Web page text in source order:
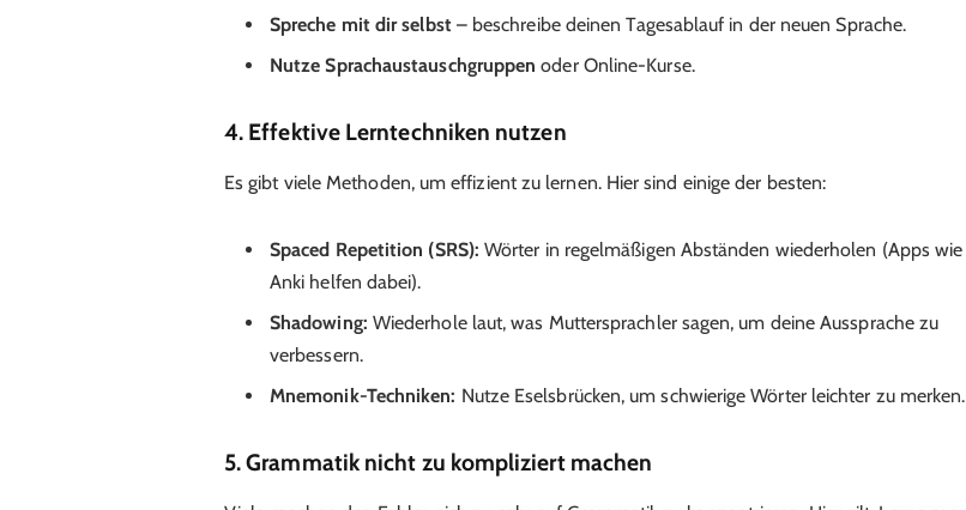
Spreche mit dir selbst– beschreibe deinen Tagesablauf in der neuen Sprache.
Nutze Sprachaustauschgruppen oder Online-Kurse.
4. Effektive Lerntechniken nutzen
Es gibt viele Methoden, um effizient zu lernen. Hier sind einige der besten:
Spaced Repetition (SRS): Wörter in regelmäßigen Abständen wiederholen (Apps wie
Anki helfen dabei).
Shadowing: Wiederhole laut, was Muttersprachler sagen, um deine Aussprache zu
verbessern.
Mnemonik-Techniken: Nutze Eselsbrücken, um schwierige Wörter leichter zu merken.
5. Grammatik nicht zu kompliziert machen